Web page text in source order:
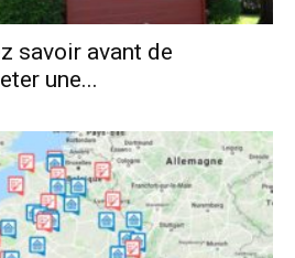
savoir avant de
une...